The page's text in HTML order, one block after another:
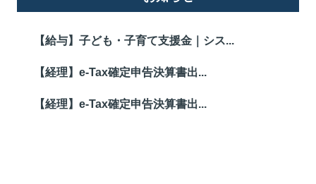
【給与】子ども・子育て支援金｜シス...
【経理】e-Tax確定申告決算書出...
【経理】e-Tax確定申告決算書出...